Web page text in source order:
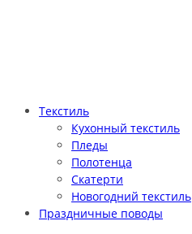
Текстиль
Кухонный текстиль
Пледы
Полотенца
Скатерти
Новогодний текстиль
Праздничные поводы